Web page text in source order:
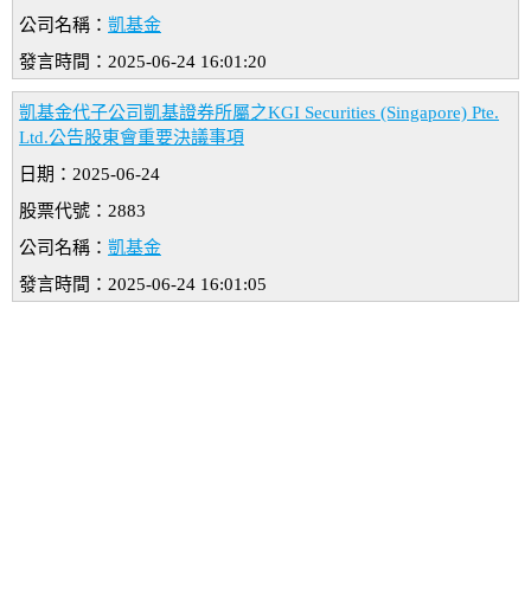
公司名稱： 凱基金
發言時間：2025-06-24 16:01:20
凱基金代子公司凱基證券所屬之KGI Securities (Singapore) Pte.
Ltd.公告股東會重要決議事項
日期：2025-06-24
股票代號：2883
公司名稱： 凱基金
發言時間：2025-06-24 16:01:05